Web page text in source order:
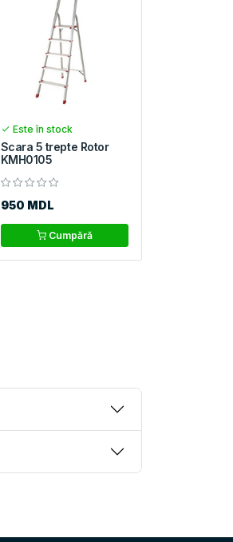
Este în stock
Scara 5 trepte Rotor
KMH0105
950 MDL
Cumpără